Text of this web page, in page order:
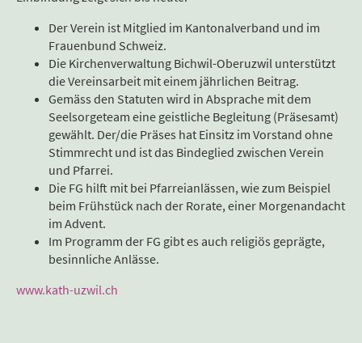
Der Verein ist Mitglied im Kantonalverband und im
Frauenbund Schweiz.
Die Kirchenverwaltung Bichwil-Oberuzwil unterstützt
die Vereinsarbeit mit einem jährlichen Beitrag.
Gemäss den Statuten wird in Absprache mit dem
Seelsorgeteam eine geistliche Begleitung (Präsesamt)
gewählt. Der/die Präses hat Einsitz im Vorstand ohne
Stimmrecht und ist das Bindeglied zwischen Verein
und Pfarrei.
Die FG hilft mit bei Pfarreianlässen, wie zum Beispiel
beim Frühstück nach der Rorate, einer Morgenandacht
im Advent.
Im Programm der FG gibt es auch religiös geprägte,
besinnliche Anlässe.
www.kath-uzwil.ch